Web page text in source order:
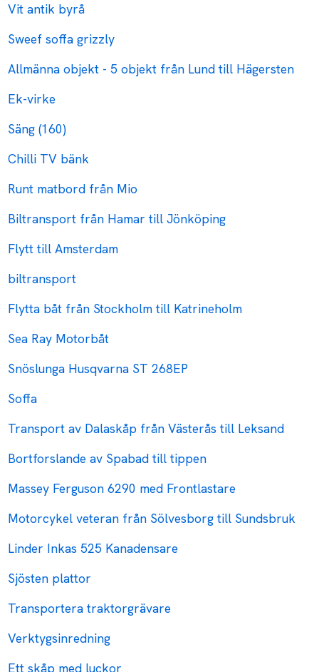
Vit antik byrå
Sweef soffa grizzly
Allmänna objekt - 5 objekt från Lund till Hägersten
Ek-virke
Säng (160)
Chilli TV bänk
Runt matbord från Mio
Biltransport från Hamar till Jönköping
Flytt till Amsterdam
biltransport
Flytta båt från Stockholm till Katrineholm
Sea Ray Motorbåt
Snöslunga Husqvarna ST 268EP
Soffa
Transport av Dalaskåp från Västerås till Leksand
Bortforslande av Spabad till tippen
Massey Ferguson 6290 med Frontlastare
Motorcykel veteran från Sölvesborg till Sundsbruk
Linder Inkas 525 Kanadensare
Sjösten plattor
Transportera traktorgrävare
Verktygsinredning
Ett skåp med luckor